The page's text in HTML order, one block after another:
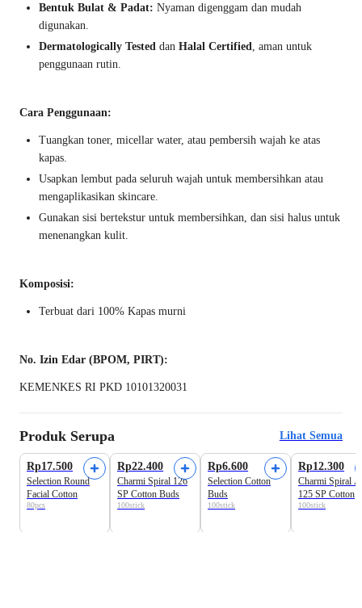
Bentuk Bulat & Padat: Nyaman digenggam dan mudah
digunakan.
Dermatologically Tested dan Halal Certified, aman untuk
penggunaan rutin.
Cara Penggunaan:
Tuangkan toner, micellar water, atau pembersih wajah ke atas
kapas.
Usapkan lembut pada seluruh wajah untuk membersihkan atau
mengaplikasikan skincare.
Gunakan sisi bertekstur untuk membersihkan, dan sisi halus untuk
menenangkan kulit.
Komposisi:
Terbuat dari 100% Kapas murni
No. Izin Edar (BPOM, PIRT):
KEMENKES RI PKD 10101320031
Produk Serupa Lihat Semua
Rp17.500
Selection Round
Facial Cotton
80pcs
Rp22.400
Charmi Spiral 126
SP Cotton Buds
100stick
Rp6.600
Selection Cotton
Buds
100stick
Rp12.300
Charmi Spiral
125 SP Cotton
Buds
100stick